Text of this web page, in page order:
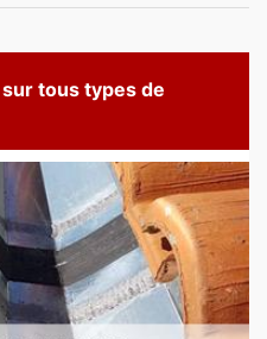
tous types de